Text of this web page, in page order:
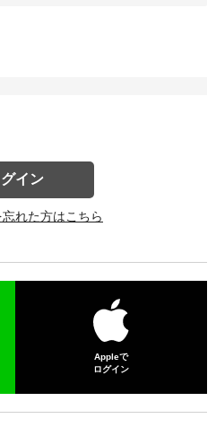
グイン
れた方はこちら
Appleで
ログイン